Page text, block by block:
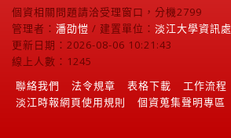
個資相關問題請洽受理窗口，分機2799
管理者： 潘劭愷 / 建置單位： 淡江大學資訊處
更新日期：2026-08-06 10:21:43
線上人數：1245
聯絡我們
法令規章 表格下載
工作流程
淡江時報網頁使用規則
個資蒐集聲明專區